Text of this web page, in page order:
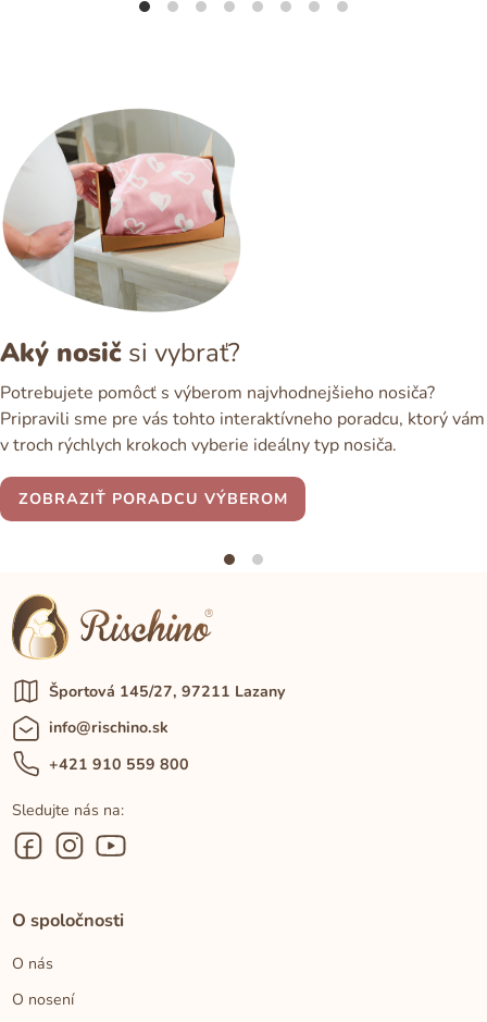
Aký nosič si vybrať?
Potrebujete pomôcť s výberom najvhodnejšieho nosiča?
Pripravili sme pre vás tohto interaktívneho poradcu, ktorý vám
v troch rýchlych krokoch vyberie ideálny typ nosiča.
ZOBRAZIŤ PORADCU VÝBEROM
Športová 145/27, 97211 Lazany
info@rischino.sk
+421 910 559 800
Sledujte nás na:
O spoločnosti
O nás
O nosení